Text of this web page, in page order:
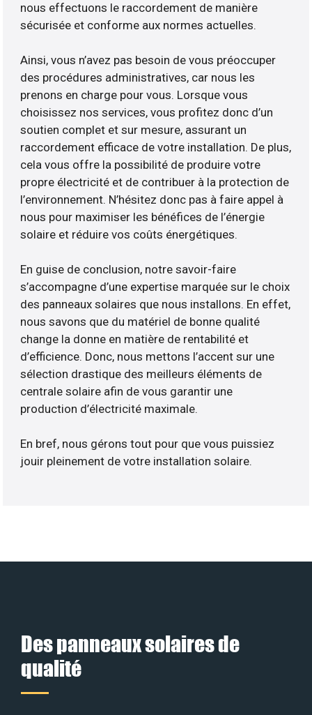
nous effectuons le raccordement de manière
sécurisée et conforme aux normes actuelles.
Ainsi, vous n’avez pas besoin de vous préoccuper
des procédures administratives, car nous les
prenons en charge pour vous. Lorsque vous
choisissez nos services, vous profitez donc d’un
soutien complet et sur mesure, assurant un
raccordement efficace de votre installation. De plus,
cela vous offre la possibilité de produire votre
propre électricité et de contribuer à la protection de
l’environnement. N’hésitez donc pas à faire appel à
nous pour maximiser les bénéfices de l’énergie
solaire et réduire vos coûts énergétiques.
En guise de conclusion, notre savoir-faire
s’accompagne d’une expertise marquée sur le choix
des panneaux solaires que nous installons. En effet,
nous savons que du matériel de bonne qualité
change la donne en matière de rentabilité et
d’efficience. Donc, nous mettons l’accent sur une
sélection drastique des meilleurs éléments de
centrale solaire afin de vous garantir une
production d’électricité maximale.
En bref, nous gérons tout pour que vous puissiez
jouir pleinement de votre installation solaire.
Des panneaux solaires de
qualité